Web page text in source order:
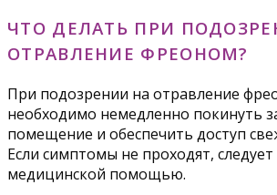
ЧТО ДЕЛАТЬ ПРИ
ОТРАВЛЕНИЕ ФРЕОНОМ?
При подозрении на отравление
необходимо немедленно покинуть
помещение и обеспечить доступ
Если симптомы не проходят, следует
медицинской помощью.